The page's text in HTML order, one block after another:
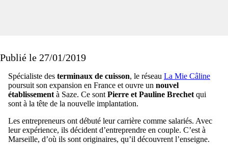
Publié le 27/01/2019
Spécialiste des terminaux de cuisson, le réseau La Mie Câline
poursuit son expansion en France et ouvre un nouvel
établissement à Saze. Ce sont Pierre et Pauline Brechet qui
sont à la tête de la nouvelle implantation.
Les entrepreneurs ont débuté leur carrière comme salariés. Avec
leur expérience, ils décident d’entreprendre en couple. C’est à
Marseille, d’où ils sont originaires, qu’il découvrent l’enseigne.